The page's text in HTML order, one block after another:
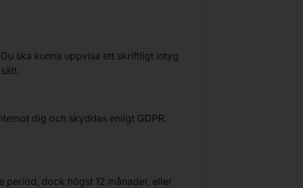
ska kunna uppvisa ett skriftligt intyg
dig och skyddas enligt GDPR.
dock högst 12 månader, eller